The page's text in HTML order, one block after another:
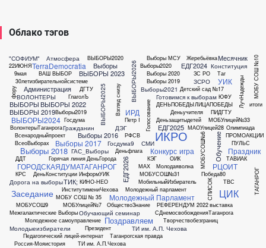
Облако тэгов
"СОФИУМ"
22ИЮНЯ
30летизбирательнойсистеме
9мая
TerraDemocratia
Администрация
Атмосфера
ВАШ ВЫБОР
ВОЛОНТЕРЫ
ВЫБОРЫ
ВЫБОРЫ 2019
ВЫБОРЫ 2022
ВЫБОРЫ 2023
ВЫБОРЫ2020
ВЫБОРЫ2024 ВЫБОРЫ2025
ВЫБОРЫ2026
Взгляд снизу
ВолонтерыТаганрога
Всенародныйпроект
ВсеоВыборах
Выборы
Выборы 2016
Выборы 2017
Выборы 2018
Выборы 2019
Выборы 2020
Выборы МСУ
Выборы2019
Выборы2020
Выборы2021
ГАС_Выборы
ГОРОДСКАЯДУМАТАГАНРОГ
ГлаголЪ
Голосование
Горячая линия
Госдума
Госдума9
Готовимся к выборам
Гражданин
ДГТУ
ДДТ
ДЕНЬПОБЕДЫ
ДЭГ
ДеньГорода
ДеньКонституции
Деньзащитыдетей
Деньучителя
Деньфлага
Детский сад №17
Дорога на выборы
ЕДГ2024
ЕДГ2025
ЕДГ2026
Жеребьёвка
ЗС РО
ЗСРО
Заседание
ИКРО
ИРД
ИнститутимениЧехова
ИнформУИК
КИНО-НЕО
КРС
КЭГ
Конкурс
Конституция
ЛИЦАПОБЕДЫ ЛучНадежды
МАОУлицей28
МАХ
МОБУ СОШ № 35
МОБУ СОШ №10
МОБУСОШ9
МОБУСОШ№31
МОБУСОШ№6
МОБУлицей№33
МОБУлицей№7
Межгалактические Выборы
Месячник
МобильныйИзбиратель
Молодаяволна
Молодежное самоуправление
Молодежный Парламент
Молодежный парламент
Молодыеизбиратели
ОИК
Обучающий семинар
Обучение
ОбществоЗнание
Олимпиада
ПИДГТУ
ПРОМОАКЦИИ
ПУЛЬС
Педагогический лицей-интернат
Петр I
Победа80
Поздравляем
Праздник
Президент
РЕФЕРЕНДУМ 2022
РФСВ
РЦОИТ
Россия-Мояистория
СДнемосвобожденияТаганрога
СМИ
СПИСОК
ТАВИАК
ТАГАНРОГ
ТВС
ТИ им. А.П. Чехова
ТИ им. А.П.Чехова
ТИК;
Таг
Таганрогская правда
Творчествобезграниц
УИК
ЦИК
ЮФУ
выставка
игра
итоги
фору